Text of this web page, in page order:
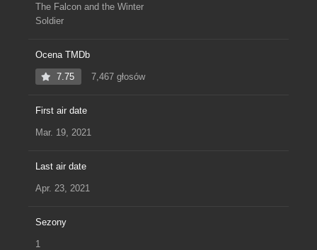
The Falcon and the Winter
Soldier
Ocena TMDb
7.75 7,467 głosów
First air date
Mar. 19, 2021
Last air date
Apr. 23, 2021
Sezony
1